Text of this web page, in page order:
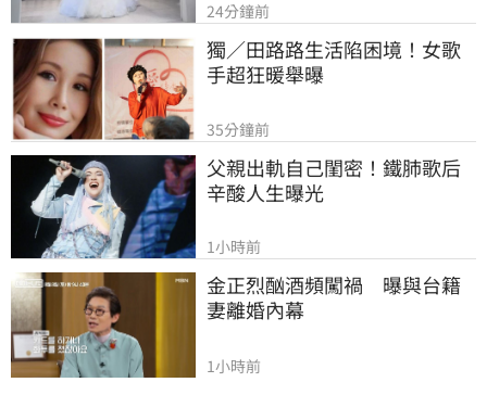
24分鐘前
獨／田路路生活陷困境！女歌
手超狂暖舉曝
35分鐘前
父親出軌自己閨密！鐵肺歌后
辛酸人生曝光
1小時前
金正烈酗酒頻闖禍　曝與台籍
妻離婚內幕
1小時前